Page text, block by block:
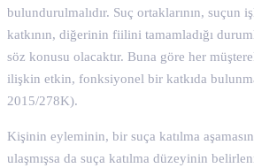
bulundurulmalıdır. Suç ortaklarının, suçun
katkının, diğerinin fiilini tamamladığı
söz konusu olacaktır. Buna göre her
ilişkin etkin, fonksiyonel bir katkıda
2015/278K).
Kişinin eyleminin, bir suça katılma
ulaşmışsa da suça katılma düzeyinin